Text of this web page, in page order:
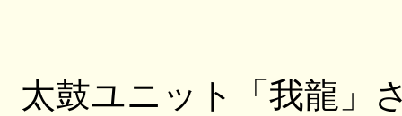
太鼓ユニット「我龍」